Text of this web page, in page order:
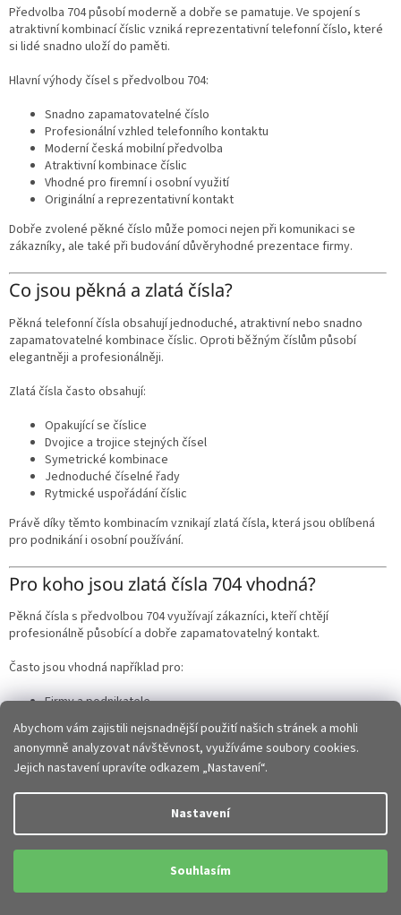
Abychom vám zajistili nejsnadnější použití našich stránek a mohli
anonymně analyzovat návštěvnost, využíváme soubory cookies.
Jejich nastavení upravíte odkazem „Nastavení“.
Nastavení
Souhlasím
Předvolba 704 působí moderně a dobře se pamatuje. Ve spojení s
atraktivní kombinací číslic vzniká reprezentativní telefonní číslo, které
si lidé snadno uloží do paměti.
Hlavní výhody čísel s předvolbou 704:
Snadno zapamatovatelné číslo
Profesionální vzhled telefonního kontaktu
Moderní česká mobilní předvolba
Atraktivní kombinace číslic
Vhodné pro firemní i osobní využití
Originální a reprezentativní kontakt
Dobře zvolené pěkné číslo může pomoci nejen při komunikaci se
zákazníky, ale také při budování důvěryhodné prezentace firmy.
Co jsou pěkná a zlatá čísla?
Pěkná telefonní čísla obsahují jednoduché, atraktivní nebo snadno
zapamatovatelné kombinace číslic. Oproti běžným číslům působí
elegantněji a profesionálněji.
Zlatá čísla často obsahují:
Opakující se číslice
Dvojice a trojice stejných čísel
Symetrické kombinace
Jednoduché číselné řady
Rytmické uspořádání číslic
Právě díky těmto kombinacím vznikají zlatá čísla, která jsou oblíbená
pro podnikání i osobní používání.
Pro koho jsou zlatá čísla 704 vhodná?
Pěkná čísla s předvolbou 704 využívají zákazníci, kteří chtějí
profesionálně působící a dobře zapamatovatelný kontakt.
Často jsou vhodná například pro:
Firmy a podnikatele
Obchodní zástupce
Zákaznické linky
Služby a řemeslníky
Manažery a profesionály
Kvalitní reprezentativní telefonní číslo pomáhá vytvářet lepší první
dojem a zákazníci si ho snadněji vybaví.
Na co se zaměřit při výběru pěkného čísla?